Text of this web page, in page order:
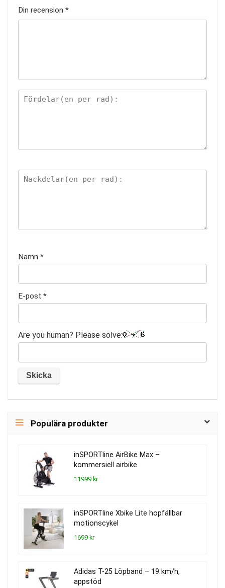
Din recension *
Namn *
E-post *
Are you human? Please solve:
Populära produkter
inSPORTline AirBike Max –
kommersiell airbike
11999 kr
inSPORTline Xbike Lite hopfällbar
motionscykel
1699 kr
Adidas T-25 Löpband – 19 km/h,
appstöd